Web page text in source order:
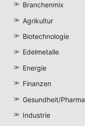
Branchenmix
Agrikultur
Biotechnologie
Edelmetalle
Energie
Finanzen
Gesundheit/Pharma
Industrie